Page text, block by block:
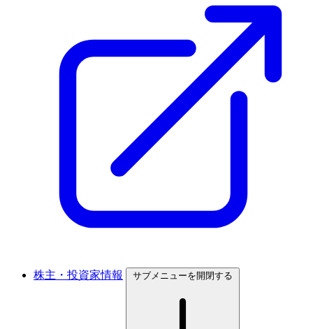
株主・投資家情報 サブメニューを開閉する